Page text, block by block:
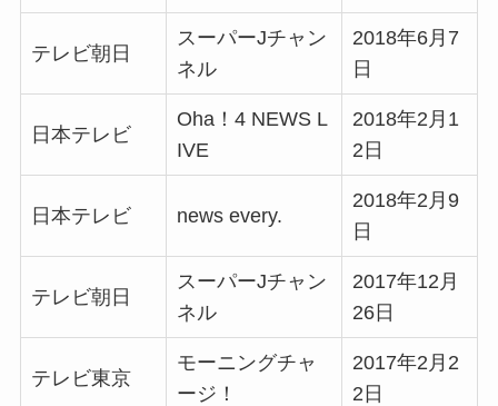
テレビ朝日
スーパーJチャン
ネル
2018年6月7
日
日本テレビ
Oha！4 NEWS L
IVE
2018年2月1
2日
日本テレビ news every.
2018年2月9
日
テレビ朝日
スーパーJチャン
ネル
2017年12月
26日
テレビ東京
モーニングチャ
ージ！
2017年2月2
2日